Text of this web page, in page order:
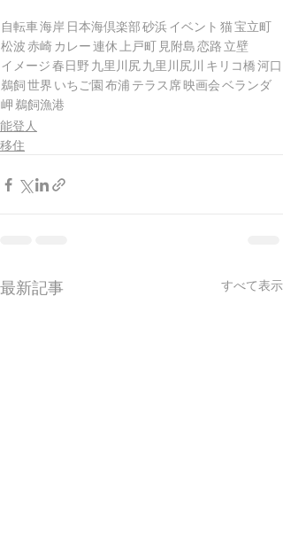
自転車海岸 日本海倶楽部砂浜イベント 猫宝立町
松波赤崎 カレー連休 上戸町 見附島恋路 立壁
イメージ春日野 九里川尻九里川尻川 キリコ橋河口
鵜飼世界 いちご園布浦 テラス席映画会ベランダ
岬鵜飼漁港
能登人
移住
最新記事 すべて表示